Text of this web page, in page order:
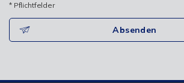
* Pflichtfelder
Absenden